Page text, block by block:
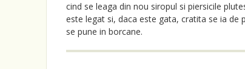
cind se leaga din nou siropul si piersicile
este legat si, daca este gata, cratita se ia de
se pune in borcane.